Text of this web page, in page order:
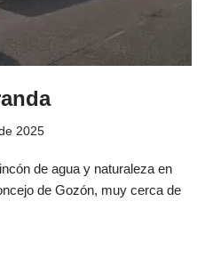
2025
de agua y naturaleza en
de Gozón, muy cerca de